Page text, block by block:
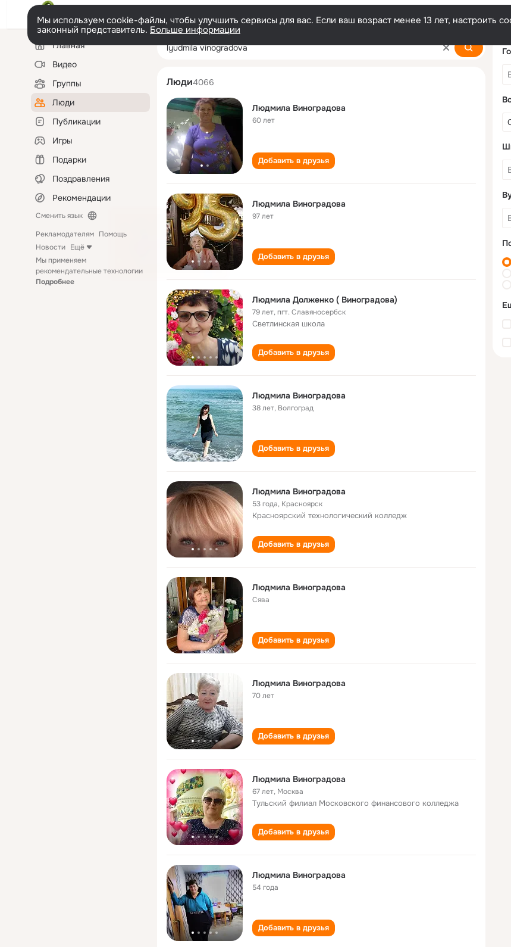
Мы используем cookie-файлы, чтобы улучшить сервисы для вас. Если ваш возраст менее 13 лет, настроить
законный представитель. Больше информации
Левая
колонкаГлавная
Видео
Группы
Люди
Публикации
Игры
Подарки
Поздравления
Рекомендации
Сменить язык
Рекламодателям Помощь
Новости Ещё
Мы применяем
рекомендательные технологии
Подробнее
lyudmila vinogradova
Люди4066
Людмила Виноградова
60 лет
Добавить в друзья
Людмила Виноградова
97 лет
Добавить в друзья
Людмила Долженко ( Виноградова)
79 лет,пгт. Славяносербск
Светлинская школа
Добавить в друзья
Людмила Виноградова
38 лет, Волгоград
Добавить в друзья
Людмила Виноградова
53 года, Красноярск
Красноярский технологический колледж
Добавить в друзья
Людмила Виноградова
Сява
Добавить в друзья
Людмила Виноградова
70 лет
Добавить в друзья
Людмила Виноградова
67 лет, Москва
Тульский филиал Московского финансового колледжа
Добавить в друзья
Людмила Виноградова
54 года
Добавить в друзья